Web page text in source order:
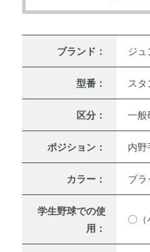
ブランド： ジュ
型番： ス
区分： 一般
ポジション： 内野
カラー： ブラ
学生野球での使
用：
〇（